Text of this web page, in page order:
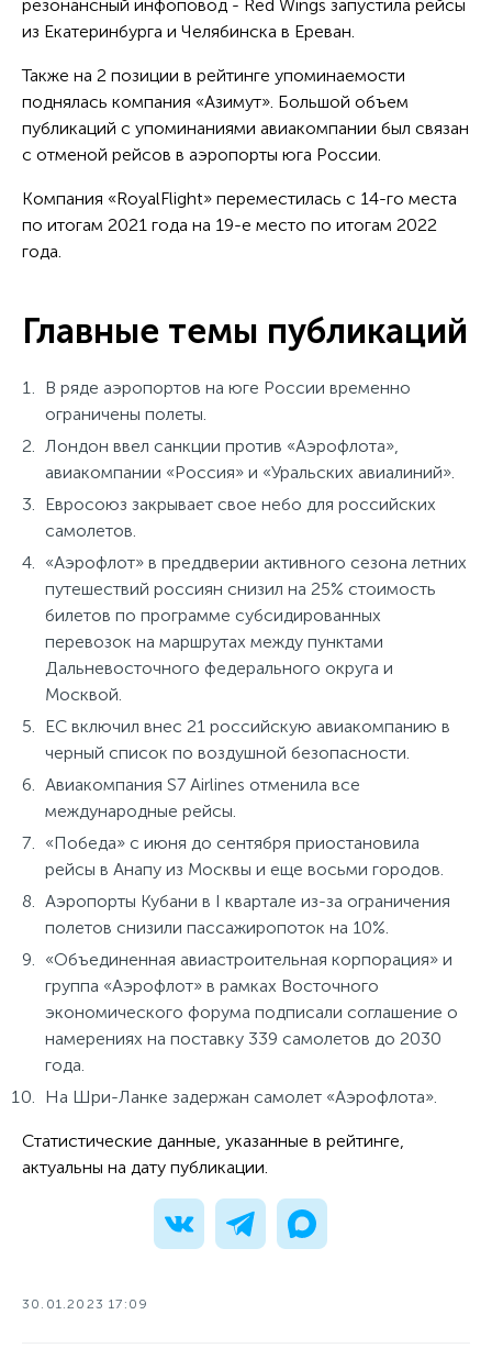
резонансный инфоповод - Red Wings запустила рейсы
из Екатеринбурга и Челябинска в Ереван.
Также на 2 позиции в рейтинге упоминаемости
поднялась компания «Азимут». Большой объем
публикаций с упоминаниями авиакомпании был связан
с отменой рейсов в аэропорты юга России.
Компания «RoyalFlight» переместилась с 14-го места
по итогам 2021 года на 19-е место по итогам 2022
года.
Главные темы публикаций
В ряде аэропортов на юге России временно
ограничены полеты.
Лондон ввел санкции против «Аэрофлота»,
авиакомпании «Россия» и «Уральских авиалиний».
Евросоюз закрывает свое небо для российских
самолетов.
«Аэрофлот» в преддверии активного сезона летних
путешествий россиян снизил на 25% стоимость
билетов по программе субсидированных
перевозок на маршрутах между пунктами
Дальневосточного федерального округа и
Москвой.
ЕС включил внес 21 российскую авиакомпанию в
черный список по воздушной безопасности.
Авиакомпания S7 Airlines отменила все
международные рейсы.
«Победа» с июня до сентября приостановила
рейсы в Анапу из Москвы и еще восьми городов.
Аэропорты Кубани в I квартале из-за ограничения
полетов снизили пассажиропоток на 10%.
«Объединенная авиастроительная корпорация» и
группа «Аэрофлот» в рамках Восточного
экономического форума подписали соглашение о
намерениях на поставку 339 самолетов до 2030
года.
На Шри-Ланке задержан самолет «Аэрофлота».
Статистические данные, указанные в рейтинге,
актуальны на дату публикации.
30.01.2023 17:09